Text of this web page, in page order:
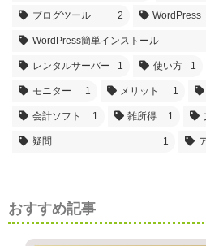
ブログツール 2 WordPress
WordPress簡単インストール
レンタルサーバー 1 使い方 1
モニター 1 メリット 1
会計ソフト 1 雑所得 1
疑問 1
おすすめ記事